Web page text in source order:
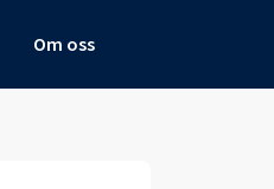
Om oss